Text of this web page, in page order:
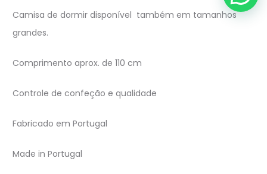
Camisa de dormir disponível também em tamanhos
grandes.
Comprimento aprox. de 110 cm
Controle de confeção e qualidade
Fabricado em Portugal
Made in Portugal